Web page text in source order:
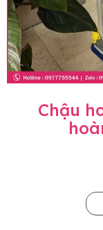
Chậu